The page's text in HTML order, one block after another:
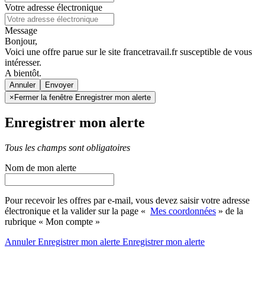
Votre adresse électronique
Message
Bonjour,
Voici une offre parue sur le site francetravail.fr susceptible de vous
intéresser.
A bientôt.
Annuler
×Fermer la fenêtre Enregistrer mon alerte
Enregistrer mon alerte
Tous les champs sont obligatoires
Nom de mon alerte
Pour recevoir les offres par e-mail, vous devez saisir votre adresse
électronique et la valider sur la page « Mes coordonnées » de la
rubrique « Mon compte »
AnnulerEnregistrer mon alerte Enregistrermon alerte